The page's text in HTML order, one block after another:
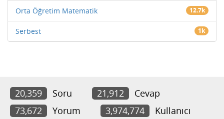
Orta Öğretim Matematik 12.7k
Serbest 1k
20,359 Soru 21,912
Cevap
73,672
Yorum 3,974,774 Kullanıcı